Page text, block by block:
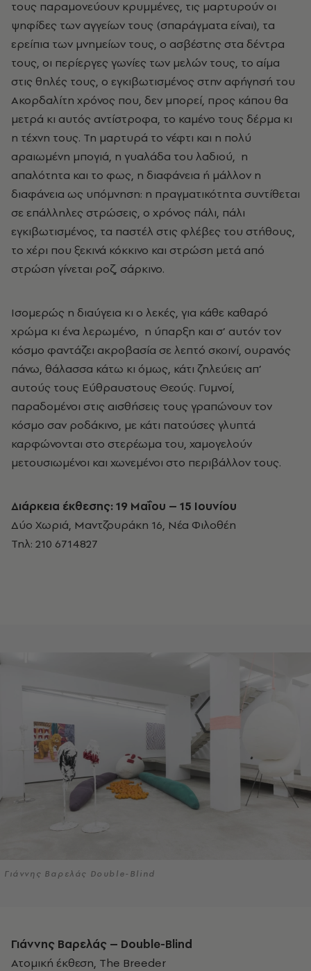
τους παραμονεύουν κρυμμένες, τις μαρτυρούν οι
ψηφίδες των αγγείων τους (σπαράγματα είναι), τα
ερείπια των μνημείων τους, ο ασβέστης στα δέντρα
τους, οι περίεργες γωνίες των μελών τους, το αίμα
στις θηλές τους, ο εγκιβωτισμένος στην αφήγησή του
Ακορδαλίτη χρόνος που, δεν μπορεί, προς κάπου θα
μετρά κι αυτός αντίστροφα, το καμένο τους δέρμα κι
η τέχνη τους. Τη μαρτυρά το νέφτι και η πολύ
αραιωμένη μπογιά, η γυαλάδα του λαδιού, η
απαλότητα και το φως, η διαφάνεια ή μάλλον η
διαφάνεια ως υπόμνηση: η πραγματικότητα συντίθεται
σε επάλληλες στρώσεις, ο χρόνος πάλι, πάλι
εγκιβωτισμένος, τα παστέλ στις φλέβες του στήθους,
το χέρι που ξεκινά κόκκινο και στρώση μετά από
στρώση γίνεται ροζ, σάρκινο.
Ισομερώς η διαύγεια κι ο λεκές, για κάθε καθαρό
χρώμα κι ένα λερωμένο, η ύπαρξη και σ’ αυτόν τον
κόσμο φαντάζει ακροβασία σε λεπτό σκοινί, ουρανός
πάνω, θάλασσα κάτω κι όμως, κάτι ζηλεύεις απ’
αυτούς τους Εύθραυστους Θεούς. Γυμνοί,
παραδομένοι στις αισθήσεις τους γραπώνουν τον
κόσμο σαν ροδάκινο, με κάτι πατούσες γλυπτά
καρφώνονται στο στερέωμα του, χαμογελούν
μετουσιωμένοι και χωνεμένοι στο περιβάλλον τους.
Διάρκεια έκθεσης: 19 Μαΐου – 15 Ιουνίου
Δύο Χωριά, Μαντζουράκη 16, Νέα Φιλοθέη
Τηλ: 210 6714827
Γιάννης Βαρελάς Double-Blind
Γιάννης Βαρελάς – Double-Blind
Ατομική έκθεση, The Breeder